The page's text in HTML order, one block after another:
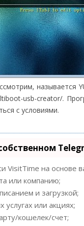
называется
usb-creator/.
с условиями.
VisitTime на основе
или компанию;
и загрузкой;
или акциях;
кошелек/счет;